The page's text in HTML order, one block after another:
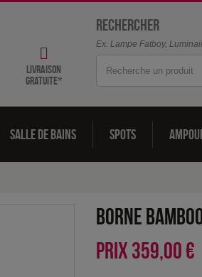
livraison
gratuite*
Rechercher
Ex. Lampe Fatboy,
Salle de bains Spots
Borne
PRIX 359,00 €